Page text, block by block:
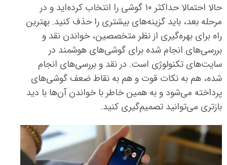
حالا احتمالا حداکثر ۱۰ گوشی را انتخاب کرده‌اید و در
مرحله بعد، باید گزینه‌های بیشتری را حذف کنید. بهترین
راه برای بهره‌گیری از نظر متخصصین، خواندن نقد و
بررسی‌های انجام شده برای گوشی‌های هوشمند در
سایت‌های تکنولوژی است. در نقد و بررسی‌های انجام
شده، هم به نکات قوت و هم به نقاط ضعف گوشی‌های
پرداخته می‌شود و به همین خاطر با خواندن آن‌ها با دید
بازتری می‌توانید تصمیم‌گیری کنید.